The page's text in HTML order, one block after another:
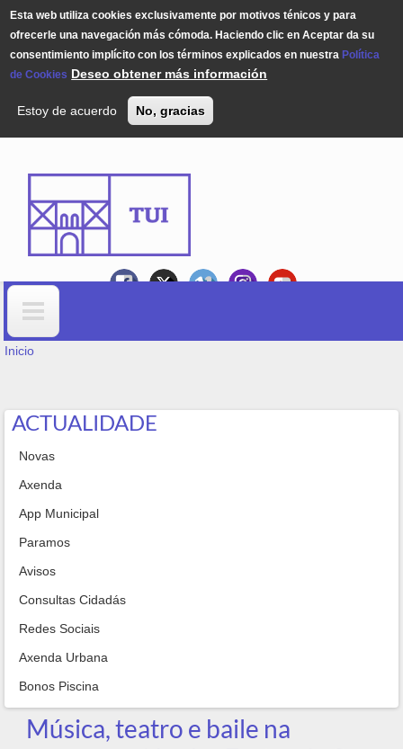
Esta web utiliza cookies exclusivamente por motivos ténicos y para
ofrecerle una navegación más cómoda. Haciendo clic en Aceptar da su
consentimiento implícito con los términos explicados en nuestra Política
de Cookies Deseo obtener más información
Estoy de acuerdo No, gracias
Formulario de búsqueda
USTED ESTÁ AQUÍ
Inicio
ACTUALIDADE
Novas
Axenda
App Municipal
Paramos
Avisos
Consultas Cidadás
Redes Sociais
Axenda Urbana
Bonos Piscina
Música, teatro e baile na